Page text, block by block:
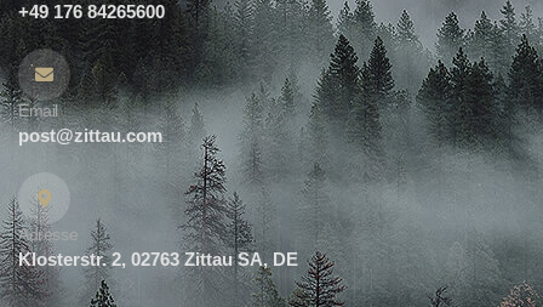
+49 176 84265600
Email
post@zittau.com
Adresse
Klosterstr. 2, 02763 Zittau SA, DE